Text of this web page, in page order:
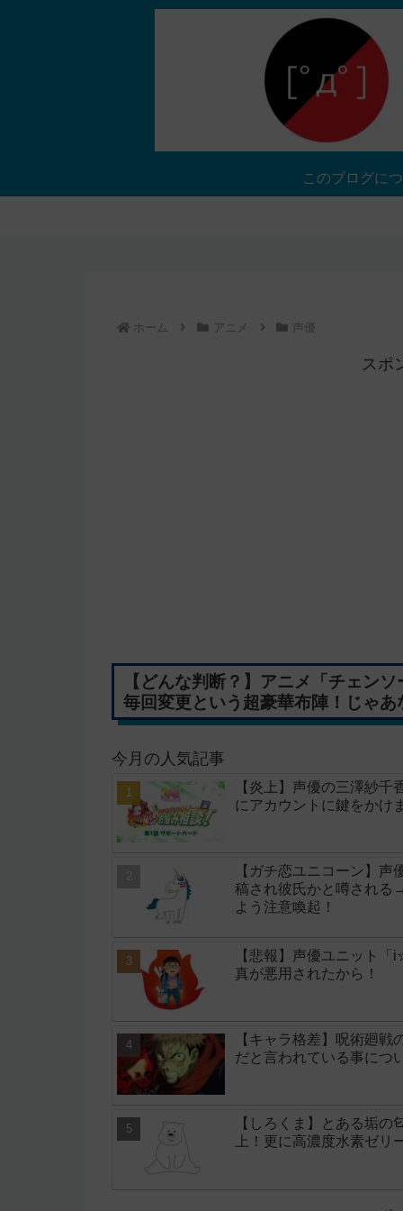
このブログに
ホーム アニメ 声優
スポ
【どんな判断？】アニメ「チェン
毎回変更という超豪華布陣！じゃ
今月の人気記事
【炎上】声優の三澤紗
にアカウントに鍵をかけ
【ガチ恋ユニコーン】
稿され彼氏かと噂される
よう注意喚起！
【悲報】声優ユニット
真が悪用されたから！
【キャラ格差】呪術廻
だと言われている事につ
【しろくま】とある垢
上！更に高濃度水素ゼリ